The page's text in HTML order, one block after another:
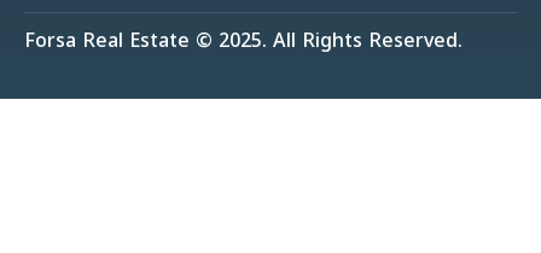
Forsa Real Estate © 2025. All Rights Reserved.